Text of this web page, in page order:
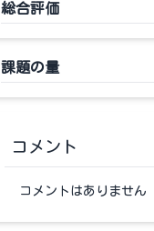
総合評価
課題の量
コメント
コメントはありません